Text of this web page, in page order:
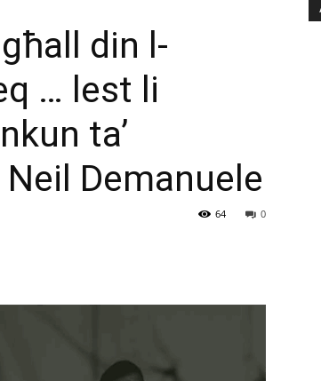
din l-
… lest li
ta’
Demanuele
0
64